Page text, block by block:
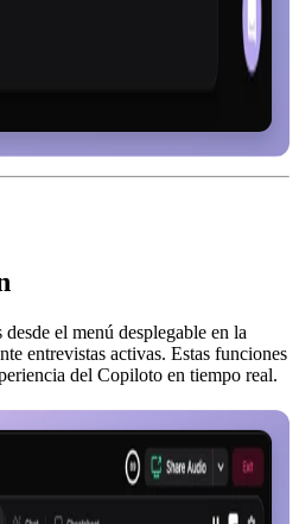
el menú desplegable en la
entrevistas activas. Estas funciones
del Copiloto en tiempo real.